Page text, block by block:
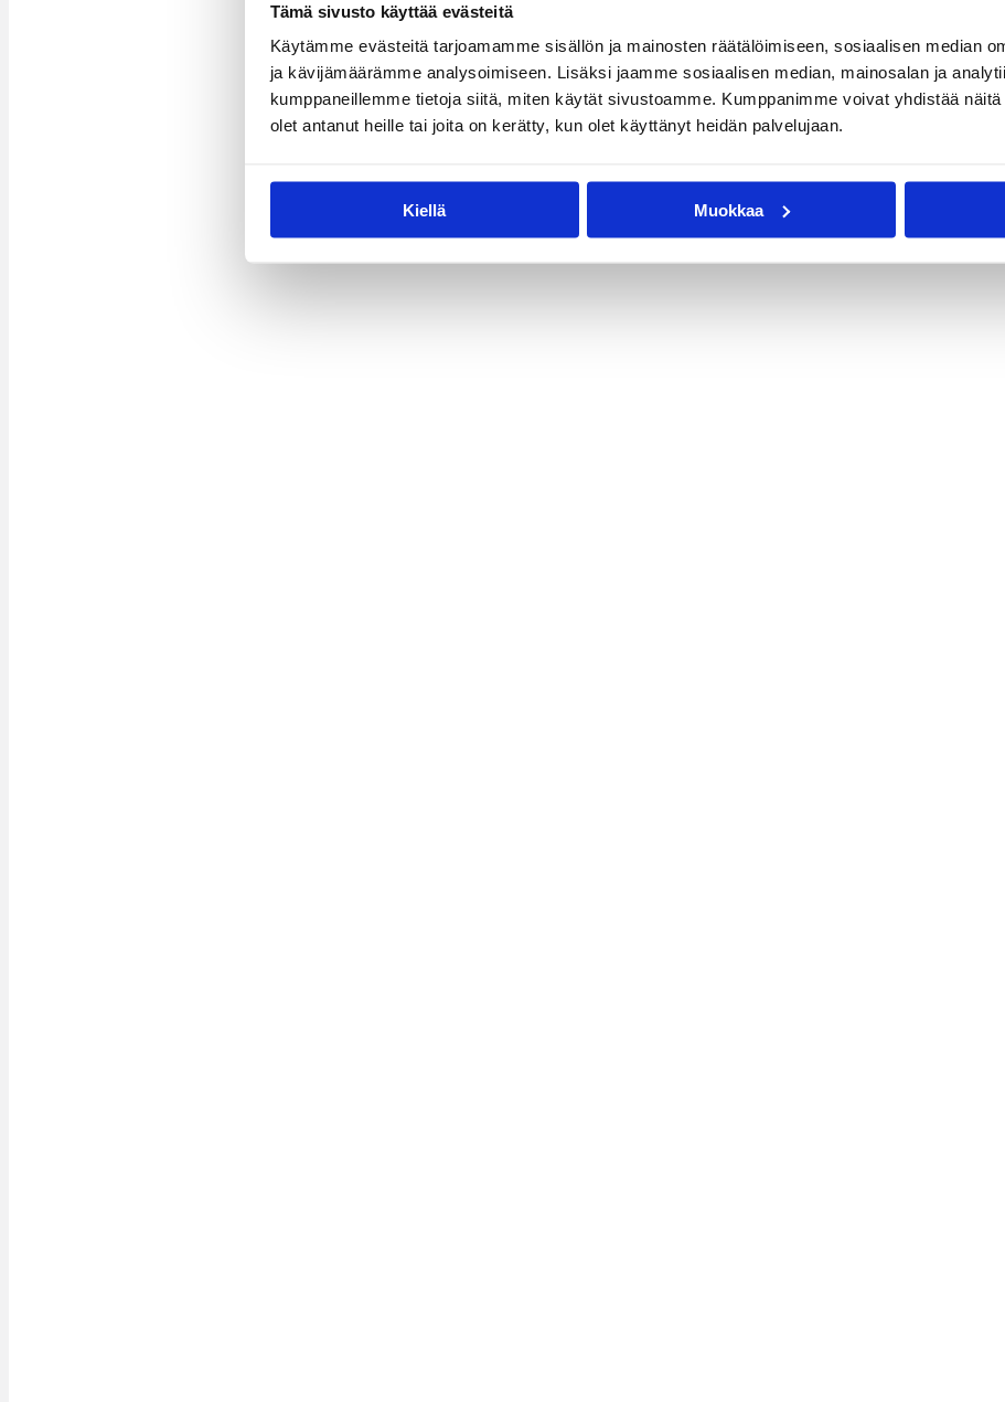
Tämä sivusto käyttää evästeitä
Käytämme evästeitä tarjoamamme sisällön ja mainosten räätälöimiseen, sosiaalisen median
ja kävijämäärämme analysoimiseen. Lisäksi jaamme sosiaalisen median, mainosalan ja
kumppaneillemme tietoja siitä, miten käytät sivustoamme. Kumppanimme voivat yhdistää
olet antanut heille tai joita on kerätty, kun olet käyttänyt heidän palvelujaan.
Kiellä Muokkaa